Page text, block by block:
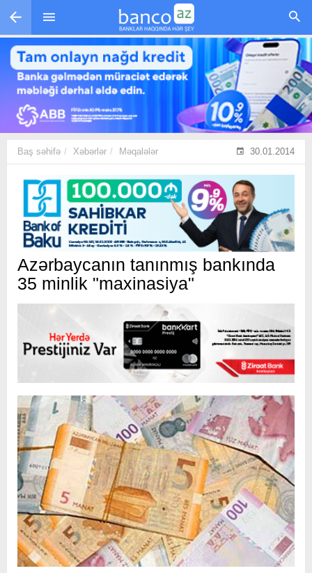
Skip to main content
Baş səhifə Xəbərlər Məqalələr 30.01.2014
Azərbaycanın tanınmış bankında
35 minlik "maxinasiya"